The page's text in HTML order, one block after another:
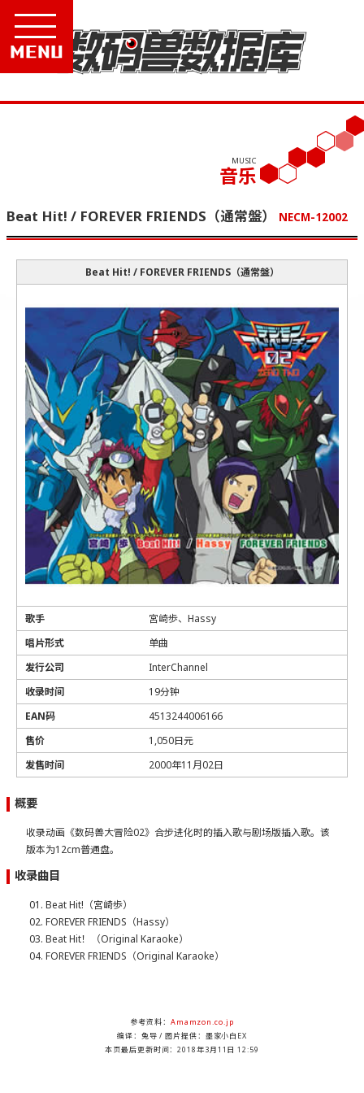
MUSIC
音乐
Beat Hit! / FOREVER FRIENDS（通常盤） NECM-12002
Beat Hit! / FOREVER FRIENDS（通常盤）
歌手
宮崎歩、Hassy
唱片形式
单曲
发行公司
InterChannel
收录时间
19分钟
EAN码
4513244006166
售价
1,050日元
发售时间
2000年11月02日
概要
收录动画《数码兽大冒险02》合步进化时的插入歌与剧场版插入歌。该
版本为12cm普通盘。
收录曲目
Beat Hit!（宮崎歩）
FOREVER FRIENDS（Hassy）
Beat Hit！（Original Karaoke）
FOREVER FRIENDS（Original Karaoke）
参考资料： Amamzon.co.jp
编译：兔导 / 图片提供：墨家小白EX
本页最后更新时间：2018年3月11日 12:59